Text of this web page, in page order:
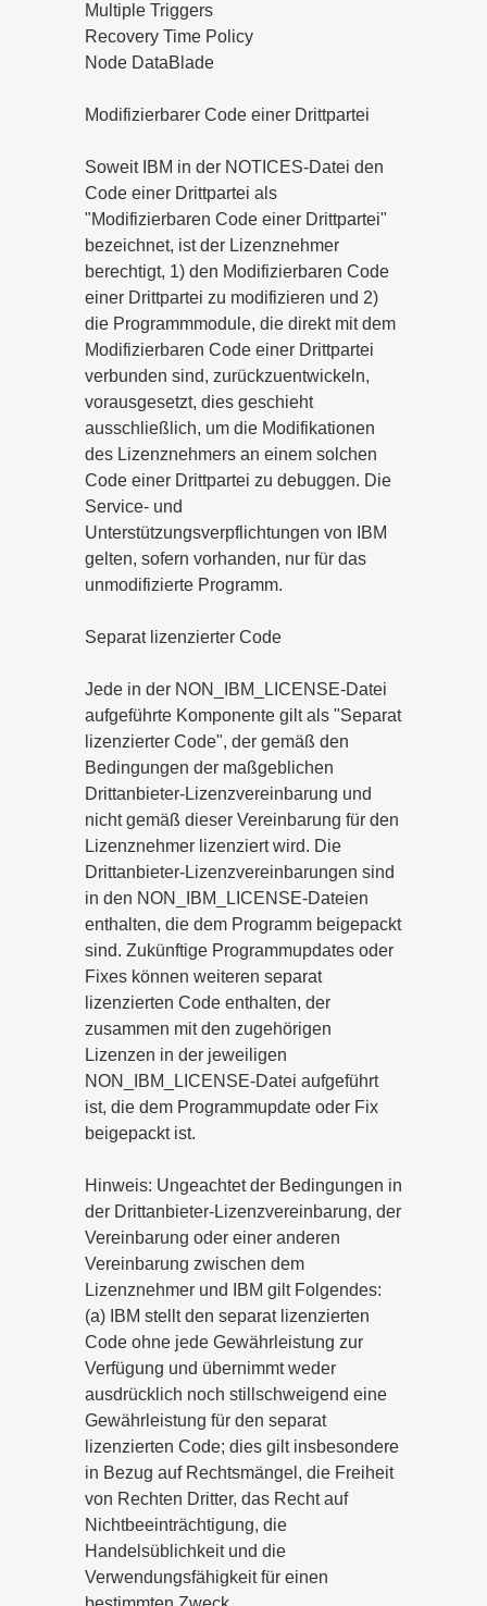
Multiple Triggers
Recovery Time Policy
Node DataBlade
Modifizierbarer Code einer Drittpartei
Soweit IBM in der NOTICES-Datei den
Code einer Drittpartei als
"Modifizierbaren Code einer Drittpartei"
bezeichnet, ist der Lizenznehmer
berechtigt, 1) den Modifizierbaren Code
einer Drittpartei zu modifizieren und 2)
die Programmmodule, die direkt mit dem
Modifizierbaren Code einer Drittpartei
verbunden sind, zurückzuentwickeln,
vorausgesetzt, dies geschieht
ausschließlich, um die Modifikationen
des Lizenznehmers an einem solchen
Code einer Drittpartei zu debuggen. Die
Service- und
Unterstützungsverpflichtungen von IBM
gelten, sofern vorhanden, nur für das
unmodifizierte Programm.
Separat lizenzierter Code
Jede in der NON_IBM_LICENSE-Datei
aufgeführte Komponente gilt als "Separat
lizenzierter Code", der gemäß den
Bedingungen der maßgeblichen
Drittanbieter-Lizenzvereinbarung und
nicht gemäß dieser Vereinbarung für den
Lizenznehmer lizenziert wird. Die
Drittanbieter-Lizenzvereinbarungen sind
in den NON_IBM_LICENSE-Dateien
enthalten, die dem Programm beigepackt
sind. Zukünftige Programmupdates oder
Fixes können weiteren separat
lizenzierten Code enthalten, der
zusammen mit den zugehörigen
Lizenzen in der jeweiligen
NON_IBM_LICENSE-Datei aufgeführt
ist, die dem Programmupdate oder Fix
beigepackt ist.
Hinweis: Ungeachtet der Bedingungen in
der Drittanbieter-Lizenzvereinbarung, der
Vereinbarung oder einer anderen
Vereinbarung zwischen dem
Lizenznehmer und IBM gilt Folgendes:
(a) IBM stellt den separat lizenzierten
Code ohne jede Gewährleistung zur
Verfügung und übernimmt weder
ausdrücklich noch stillschweigend eine
Gewährleistung für den separat
lizenzierten Code; dies gilt insbesondere
in Bezug auf Rechtsmängel, die Freiheit
von Rechten Dritter, das Recht auf
Nichtbeeinträchtigung, die
Handelsüblichkeit und die
Verwendungsfähigkeit für einen